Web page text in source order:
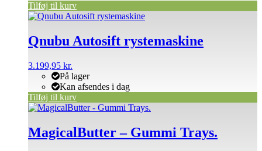
Tilføj til kurv
Qnubu Autosift rystemaskine
3.199,95 kr.
På lager
Kan afsendes i dag
Tilføj til kurv
MagicalButter – Gummi Trays.